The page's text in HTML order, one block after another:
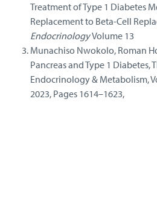
Treatment of Type 1 Diabetes
Replacement to Beta-Cell
EndocrinologyVolume 13
Munachiso Nwokolo, Roman
Pancreas and Type 1 Diabetes,
Endocrinology & Metabolism,
2023, Pages 1614–1623,